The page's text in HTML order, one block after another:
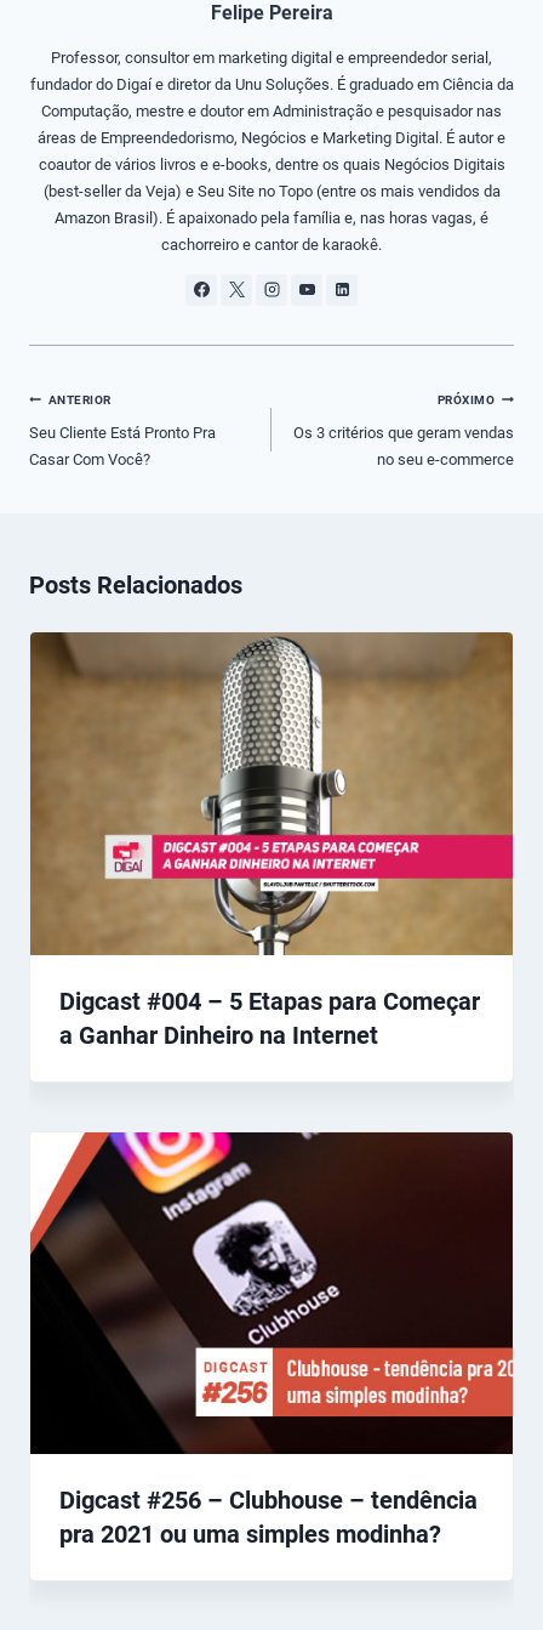
Felipe Pereira
Professor, consultor em marketing digital e empreendedor serial,
fundador do Digaí e diretor da Unu Soluções. É graduado em Ciência da
Computação, mestre e doutor em Administração e pesquisador nas
áreas de Empreendedorismo, Negócios e Marketing Digital. É autor e
coautor de vários livros e e-books, dentre os quais Negócios Digitais
(best-seller da Veja) e Seu Site no Topo (entre os mais vendidos da
Amazon Brasil). É apaixonado pela família e, nas horas vagas, é
cachorreiro e cantor de karaokê.
Navegação
de
Post
ANTERIOR
Seu Cliente Está Pronto Pra
Casar Com Você?
PRÓXIMO
Os 3 critérios que geram vendas
no seu e-commerce
Posts Relacionados
Digcast #004 – 5 Etapas para Começar
a Ganhar Dinheiro na Internet
Digcast #256 – Clubhouse – tendência
pra 2021 ou uma simples modinha?